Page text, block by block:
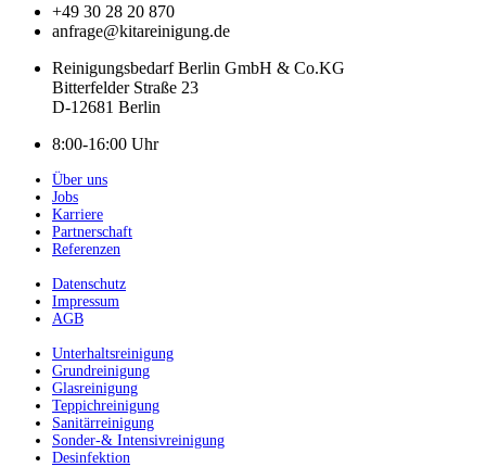
+49 30 28 20 870
anfrage@kitareinigung.de
Reinigungsbedarf Berlin GmbH & Co.KG
Bitterfelder Straße 23
D-12681 Berlin
8:00-16:00 Uhr
Über uns
Jobs
Karriere
Partnerschaft
Referenzen
Datenschutz
Impressum
AGB
Unterhaltsreinigung
Grundreinigung
Glasreinigung
Teppichreinigung
Sanitärreinigung
Sonder-& Intensivreinigung
Desinfektion